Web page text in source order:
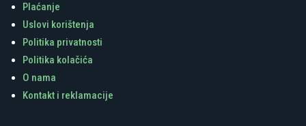
Plaćanje
Uslovi korištenja
Politika privatnosti
Politika kolačića
O nama
Kontakt i reklamacije